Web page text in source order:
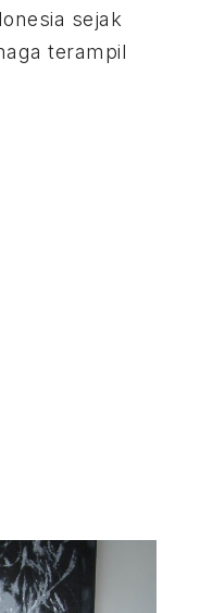
sejak
terampil